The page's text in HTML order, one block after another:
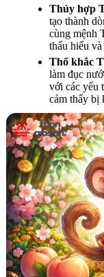
Thủy hợp
tạo thành
cùng mệnh
thấu hiểu
Thổ khắc
làm đục
với các yếu
cảm thấy bị